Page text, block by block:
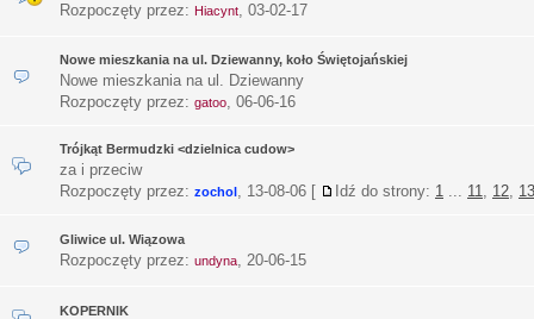
Rozpoczęty przez: Hiacynt, 03-02-17
Nowe mieszkania na ul. Dziewanny, koło Świętojańskiej
Nowe mieszkania na ul. Dziewanny
Rozpoczęty przez: gatoo, 06-06-16
Trójkąt Bermudzki <dzielnica cudow>
za i przeciw
Rozpoczęty przez: zochol, 13-08-06 [ Idź do strony: 1 ... 11, 12, 13
Gliwice ul. Wiązowa
Rozpoczęty przez: undyna, 20-06-15
KOPERNIK